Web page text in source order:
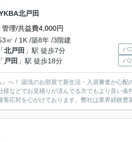
北戸田
管理/共益費4,000円
㎡ / 1K /築8年 /3階建
「北戸田 」駅 徒歩7分
「 戸田 」駅 徒歩18分
バ
バ
へ！ 築浅のお部屋で新生活・入居審査が心
などでお見積りが済んでる方でもより良い
あわせた接客応対を心がけております。弊社は業界